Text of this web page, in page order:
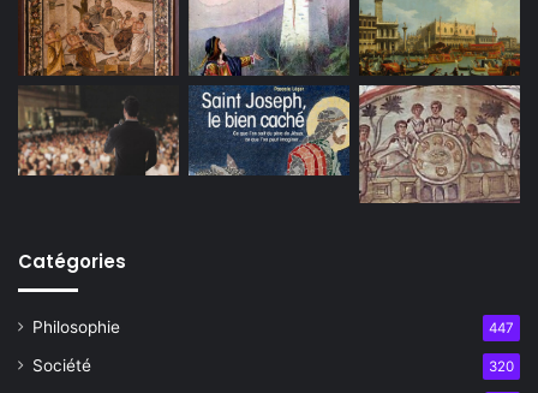
Catégories
Philosophie 447
Société 320